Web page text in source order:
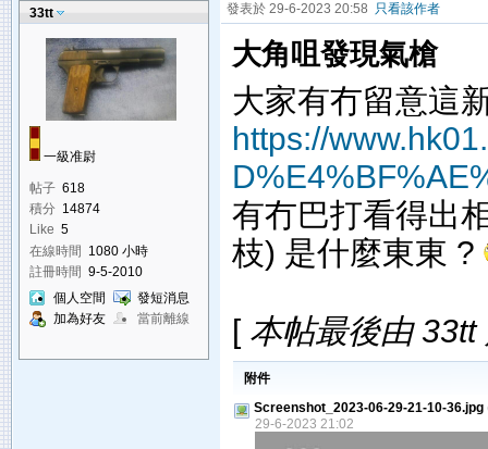
33tt
一級准尉
帖子 618
積分 14874
Like 5
在線時間 1080 小時
註冊時間 9-5-2010
個人空間
發短消息
加為好友
當前離線
發表於 29-6-2023 20:58 只看該作者
大角咀發現氣槍
大家有冇留意這
https://
有冇巴打看得出
枝) 是什麼東東 ?
[本帖最後由 33tt
附件
Screenshot_2023-06-29-21-10-36.jpg
29-6-2023 21:02